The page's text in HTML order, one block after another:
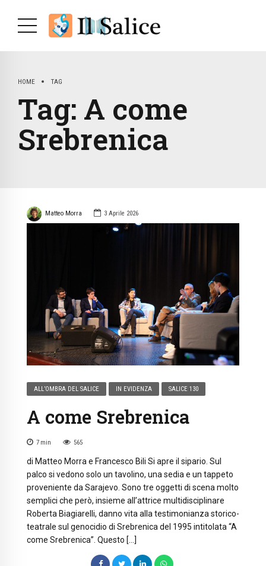
HOME TAG
Tag: A come
Srebrenica
Matteo Morra 3 Aprile 2026
ALL’OMBRA DEL SALICE IN EVIDENZA SALICE 130
A come Srebrenica
7 min 565
di Matteo Morra e Francesco Bili Si apre il sipario. Sul
palco si vedono solo un tavolino, una sedia e un tappeto
proveniente da Sarajevo. Sono tre oggetti di scena molto
semplici che però, insieme all’attrice multidisciplinare
Roberta Biagiarelli, danno vita alla testimonianza storico-
teatrale sul genocidio di Srebrenica del 1995 intitolata “A
come Srebrenica”. Questo […]